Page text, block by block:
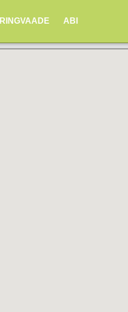
RINGVAADE ABI